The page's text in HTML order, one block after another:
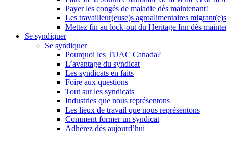
Payer les congés de maladie dès maintenant!
Les travailleur(euse)s agroalimentaires
Mettez fin au lock-out du Heritage Inn dès
Se syndiquer
Se syndiquer
Pourquoi les TUAC Canada?
L’avantage du syndicat
Les syndicats en faits
Foire aux questions
Tout sur les syndicats
Industries que nous représentons
Les lieux de travail que nous représentons
Comment former un syndicat
Adhérez dès aujourd’hui